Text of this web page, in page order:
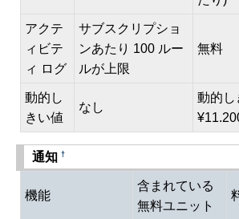
アクテ
ィビテ
ィ ログ
サブスクリプショ
ンあたり 100 ルー
ルが上限
無料
動的し
きい値
なし
動的し
通知 †
機能
含まれている
無料ユニット